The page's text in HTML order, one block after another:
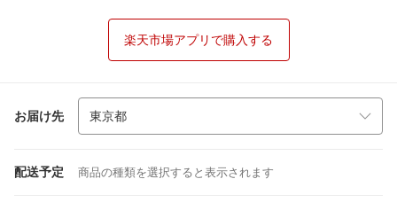
楽天市場アプリで購入する
お届け先
配送予定 商品の種類を選択すると表示されます